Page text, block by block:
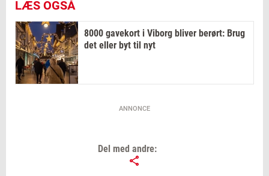
LÆS OGSÅ
8000 gavekort i Viborg bliver berørt: Brug
det eller byt til nyt
ANNONCE
Del med andre: